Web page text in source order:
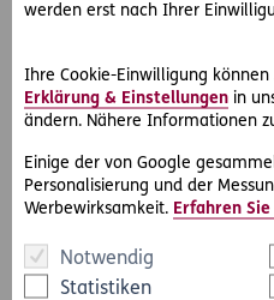
werden erst nach Ihrer
Ihre Cookie-Einwilligung
Erklärung & Einstellungen in
ändern. Nähere Informationen
Einige der von Google
Personalisierung und der
Werbewirksamkeit. Erfahren
Notwendig
Statistiken
Viele Versicherungen
Auch in so einem Fall haben
besser! Denn die meisten
Rechtsschutzversicherungen
niedrigen Summe. Frau N.
Start-Rechtsschutz Privat